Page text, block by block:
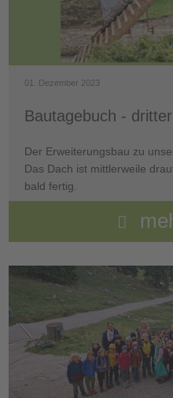
01. Dezember 2023
Bautagebuch -
Der Erweiterungsbau zu
Das Dach ist mittlerweile
bald fertig.